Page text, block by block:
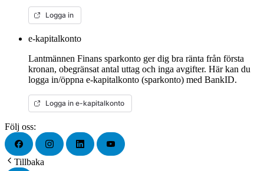
Logga in
e-kapitalkonto
Lantmännen Finans sparkonto ger dig bra ränta från första
kronan, obegränsat antal uttag och inga avgifter. Här kan du
logga in/öppna e-kapitalkonto (sparkonto) med BankID.
Logga in e-kapitalkonto
Följ oss:
Tillbaka